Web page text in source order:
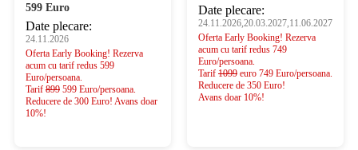
599 Euro
Date plecare:
24.11.2026
Oferta Early Booking! Rezerva
acum cu tarif redus 599
Euro/persoana.
Tarif 899 599 Euro/persoana.
Reducere de 300 Euro! Avans doar
10%!
Date plecare:
24.11.2026,20.03.2027,11.06.2027
Oferta Early Booking! Rezerva
acum cu tarif redus 749
Euro/persoana.
Tarif 1099 euro 749 Euro/persoana.
Reducere de 350 Euro!
Avans doar 10%!